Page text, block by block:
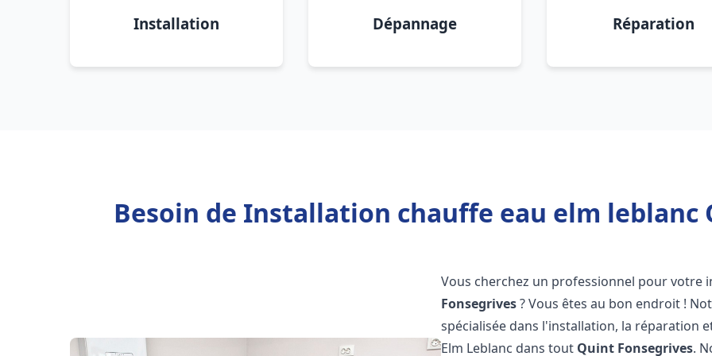
Installation Dépannage Réparation
Besoin de Installation chauffe eau elm leblanc
Vous cherchez un professionnel pour votre
Fonsegrives? Vous êtes au bon endroit !
spécialisée dans l'installation, la réparation
Elm Leblanc dans tout Quint Fonsegrives.